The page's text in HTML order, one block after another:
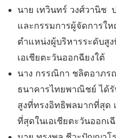
นาย เทวินทร์ วงศ์วานิช
และกรรมการผู้จัดการใ
ตำแหน่งผู้บริหารระดับสู
เอเชียตะวันออกฉียงใต้
นาง กรรณิกา ชลิตอาภ
ธนาคารไทยพาณิชย์ ได้
สูงที่ทรงอิทธิพลมากที่สุด
ที่สุดในเอเชียตะวันออกเ